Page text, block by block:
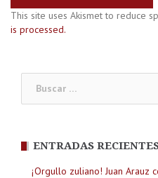
This site uses Akismet to reduce
is processed.
ENTRADAS
¡Orgullo zuliano! Juan Arauz